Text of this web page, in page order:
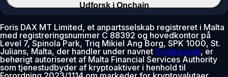
Udforsk i Onchain
Foris DAX MT Limited, et anpartsselskab registreret i Malta
med registreringsnummer C 88392 og hovedkontor på
Level 7, Spinola Park, Triq Mikiel Ang Borg, SPK 1000, St.
Julians, Malta, der handler under navnet Crypto.com, er
behørigt autoriseret af Malta Financial Services Authority
som tjenestudbyder af kryptoaktiver i henhold til